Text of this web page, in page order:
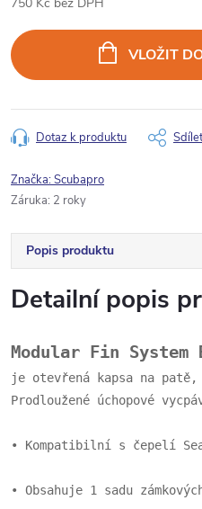
cena:
VLOŽIT
Dotaz k produktu Sdílet
Značka:Scubapro
Záruka: 2 roky
Popis produktu
Detailní popis
Modular Fin
je otevřená kapsa na
Prodloužené úchopové
• Kompatibilní s čepelí
• Obsahuje 1 sadu